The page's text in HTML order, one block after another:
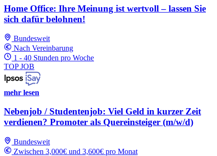
Home Office: Ihre Meinung ist wertvoll – lassen Sie
sich dafür belohnen!
Bundesweit
Nach Vereinbarung
1 - 40 Stunden pro Woche
TOP JOB
mehr lesen
Nebenjob / Studentenjob: Viel Geld in kurzer Zeit
verdienen? Promoter als Quereinsteiger (m/w/d)
Bundesweit
Zwischen 3,000€ und 3,600€ pro Monat